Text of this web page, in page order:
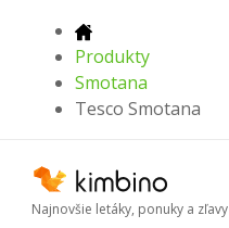
Produkty
Smotana
Tesco Smotana
Najnovšie letáky, ponuky a zľavy